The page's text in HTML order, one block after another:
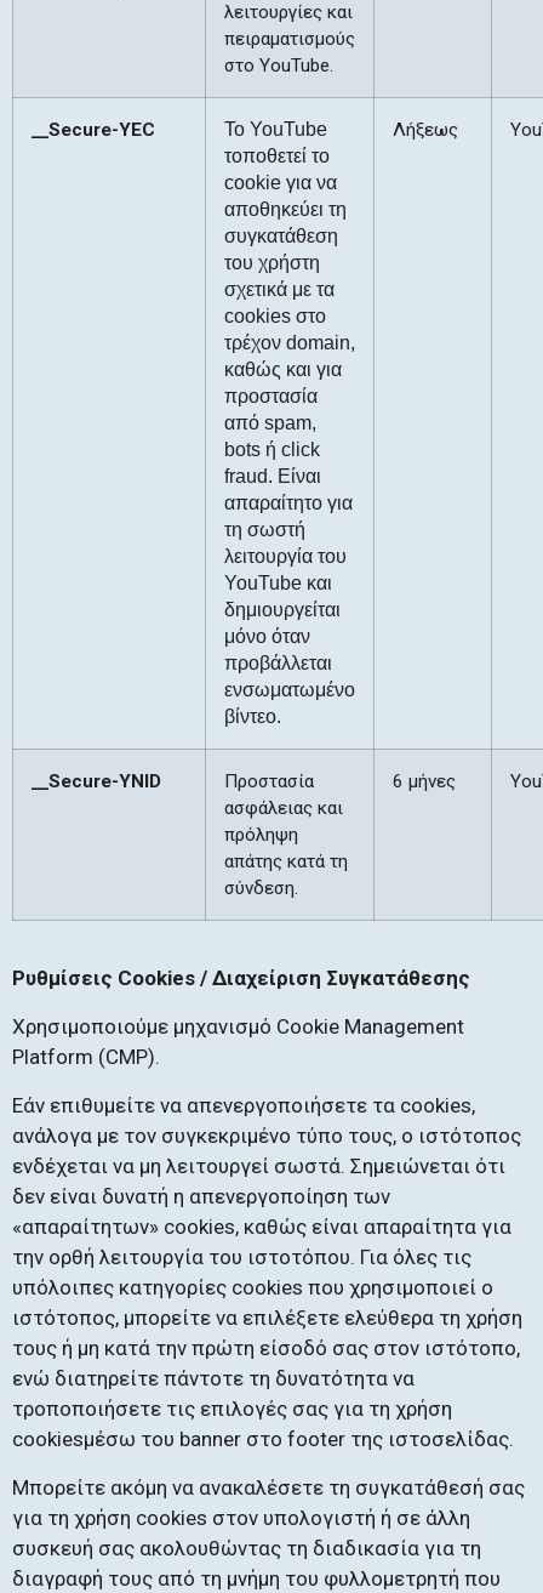
λειτουργίες και
πειραματισμούς
στο YouTube.
__Secure-YEC
Το YouTube
τοποθετεί το
cookie για να
αποθηκεύει τη
συγκατάθεση
του χρήστη
σχετικά με τα
cookies στο
τρέχον domain,
καθώς και για
προστασία
από spam,
bots ή click
fraud. Είναι
απαραίτητο για
τη σωστή
λειτουργία του
YouTube και
δημιουργείται
μόνο όταν
προβάλλεται
ενσωματωμένο
βίντεο.
Λήξεως
__Secure-YNID
Προστασία
ασφάλειας και
πρόληψη
απάτης κατά τη
σύνδεση.
6 μήνες
Ρυθμίσεις Cookies / Διαχείριση Συγκατάθεσης
Χρησιμοποιούμε μηχανισμό Cookie Management
Platform (CMP).
Εάν επιθυμείτε να απενεργοποιήσετε τα cookies,
ανάλογα με τον συγκεκριμένο τύπο τους, ο ιστότοπος
ενδέχεται να μη λειτουργεί σωστά. Σημειώνεται ότι
δεν είναι δυνατή η απενεργοποίηση των
«απαραίτητων» cookies, καθώς είναι απαραίτητα για
την ορθή λειτουργία του ιστοτόπου. Για όλες τις
υπόλοιπες κατηγορίες cookies που χρησιμοποιεί ο
ιστότοπος, μπορείτε να επιλέξετε ελεύθερα τη χρήση
τους ή μη κατά την πρώτη είσοδό σας στον ιστότοπο,
ενώ διατηρείτε πάντοτε τη δυνατότητα να
τροποποιήσετε τις επιλογές σας για τη χρήση
cookiesμέσω του banner στο footer της ιστοσελίδας.
Μπορείτε ακόμη να ανακαλέσετε τη συγκατάθεσή σας
για τη χρήση cookies στον υπολογιστή ή σε άλλη
συσκευή σας ακολουθώντας τη διαδικασία για τη
διαγραφή τους από τη μνήμη του φυλλομετρητή που